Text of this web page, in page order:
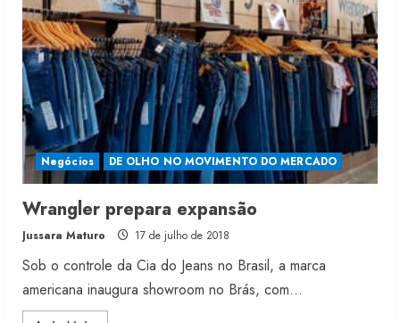
Negócios DE OLHO NO MOVIMENTO DO MERCADO
Wrangler prepara expansão
Jussara Maturo 17 de julho de 2018
Sob o controle da Cia do Jeans no Brasil, a marca
americana inaugura showroom no Brás, com...